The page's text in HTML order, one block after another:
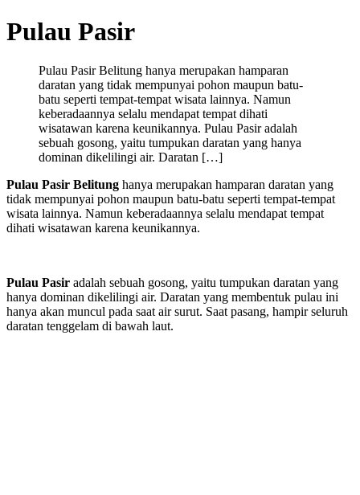
Pulau Pasir
Pulau Pasir Belitung hanya merupakan hamparan
daratan yang tidak mempunyai pohon maupun batu-
batu seperti tempat-tempat wisata lainnya. Namun
keberadaannya selalu mendapat tempat dihati
wisatawan karena keunikannya. Pulau Pasir adalah
sebuah gosong, yaitu tumpukan daratan yang hanya
dominan dikelilingi air. Daratan […]
Pulau Pasir Belitung hanya merupakan hamparan daratan yang
tidak mempunyai pohon maupun batu-batu seperti tempat-tempat
wisata lainnya. Namun keberadaannya selalu mendapat tempat
dihati wisatawan karena keunikannya.
Pulau Pasir adalah sebuah gosong, yaitu tumpukan daratan yang
hanya dominan dikelilingi air. Daratan yang membentuk pulau ini
hanya akan muncul pada saat air surut. Saat pasang, hampir seluruh
daratan tenggelam di bawah laut.